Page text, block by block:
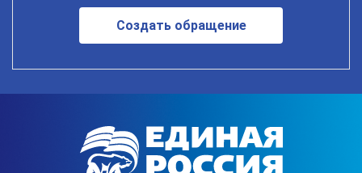
Создать обращение